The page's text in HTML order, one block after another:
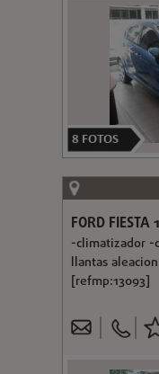
8 FOTOS
FORD FIESTA
-climatizador
llantas
[refmp:13093]